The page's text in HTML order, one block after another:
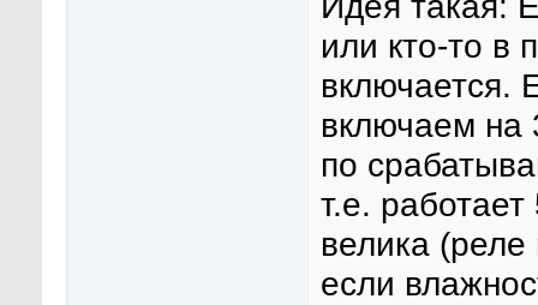
или кто-то в
включается.
включаем на
по
т.е.
велика
если